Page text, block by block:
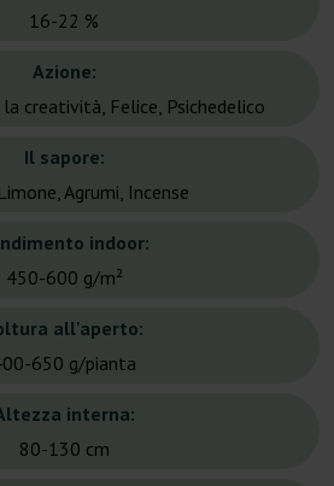
16-22 %
Azione:
creatività, Felice, Psichedelico
Il sapore:
Agrumi, Incense
indoor:
450-600 g/m²
all'aperto:
650 g/pianta
interna:
80-130 cm